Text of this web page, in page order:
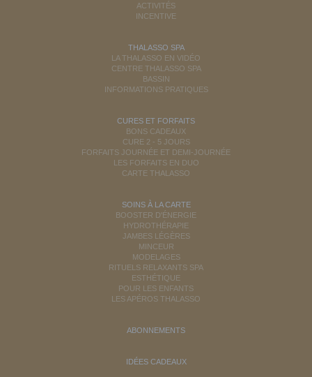
ACTIVITÉS
INCENTIVE
THALASSO SPA
LA THALASSO EN VIDÉO
CENTRE THALASSO SPA
BASSIN
INFORMATIONS PRATIQUES
CURES ET FORFAITS
BONS CADEAUX
CURE 2 - 5 JOURS
FORFAITS JOURNÉE ET DEMI-JOURNÉE
LES FORFAITS EN DUO
CARTE THALASSO
SOINS À LA CARTE
BOOSTER D'ÉNERGIE
HYDROTHÉRAPIE
JAMBES LÉGÈRES
MINCEUR
MODELAGES
RITUELS RELAXANTS SPA
ESTHÉTIQUE
POUR LES ENFANTS
LES APÉROS THALASSO
ABONNEMENTS
IDÉES CADEAUX